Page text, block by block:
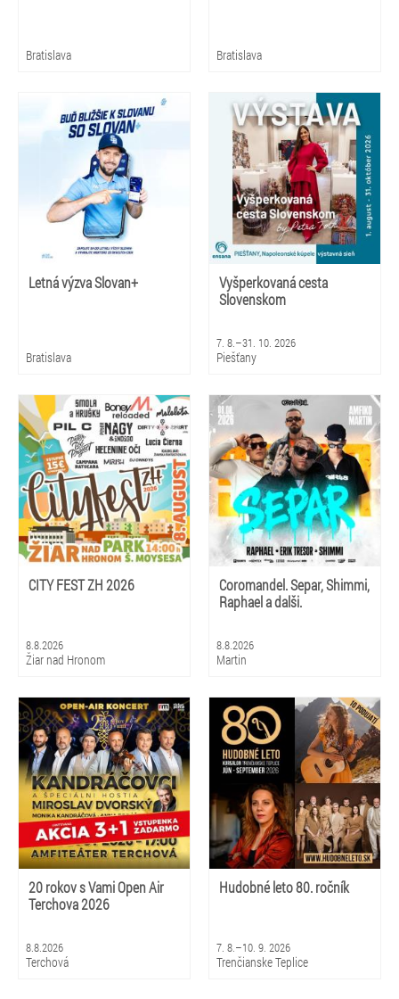
Bratislava Bratislava
Letná výzva Slovan+
Bratislava
Vyšperkovaná cesta
Slovenskom
7. 8.–31. 10. 2026
Piešťany
CITY FEST ZH 2026
8.8.2026
Žiar nad Hronom
Coromandel. Separ, Shimmi,
Raphael a dalši.
8.8.2026
Martin
20 rokov s Vami Open Air
Terchova 2026
8.8.2026
Terchová
Hudobné leto 80. ročník
7. 8.–10. 9. 2026
Trenčianske Teplice